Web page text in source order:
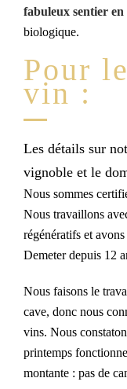
fabuleux sentier
biologique.
Pour
vin :
Les détails sur
vignoble et le
Nous sommes
Nous travaillons
régénératifs et
Demeter depuis 12
Nous faisons le
cave, donc nous
vins. Nous
printemps
montante : pas de